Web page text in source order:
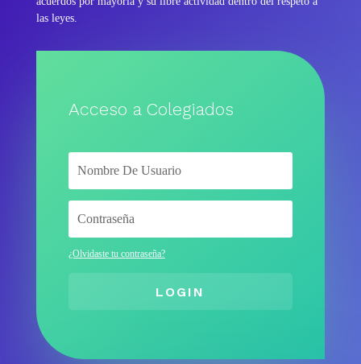
las leyes.
Acceso a Colegiados
¿Olvidaste tu contraseña?
LOGIN